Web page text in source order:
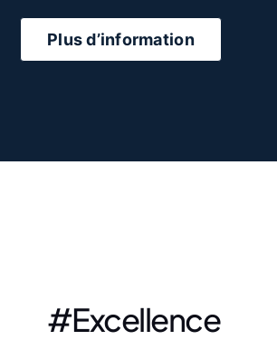
Plus d’information
#Excellence